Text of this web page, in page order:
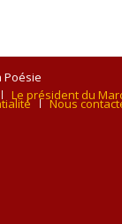
Poésie
Le président du
Nous